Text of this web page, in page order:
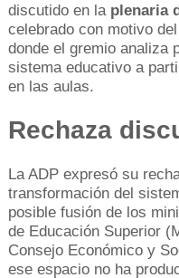
discutido en la plenaria
celebrado con motivo
donde el gremio analiza
sistema educativo a
en las aulas.
Rechaza
La ADP expresó su
transformación del
posible fusión de los
de Educación Superior
Consejo Económico y
ese espacio no ha